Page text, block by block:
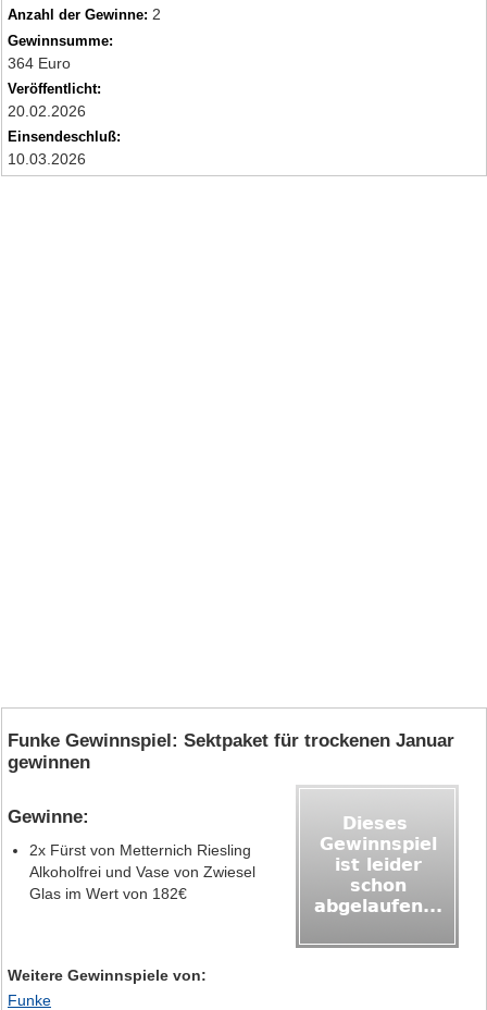
Anzahl der Gewinne: 2
Gewinnsumme:
364 Euro
Veröffentlicht:
20.02.2026
Einsendeschluß:
10.03.2026
Funke Gewinnspiel: Sektpaket für trockenen Januar
gewinnen
Gewinne:
2x Fürst von Metternich Riesling
Alkoholfrei und Vase von Zwiesel
Glas im Wert von 182€
Weitere Gewinnspiele von:
Funke